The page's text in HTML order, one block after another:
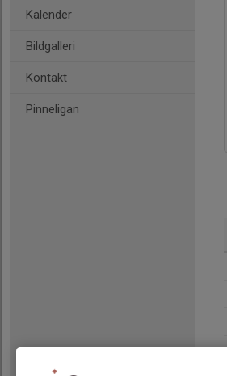
Kalender
Bildgalleri
Kontakt
Pinneligan